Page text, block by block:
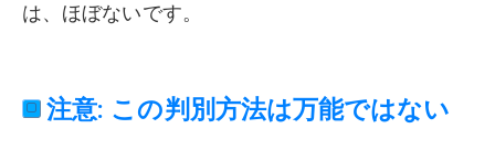
は、ほぼないです。
注意: この判別方法は万能ではない